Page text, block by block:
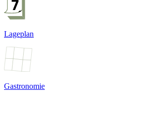
Lageplan
Gastronomie